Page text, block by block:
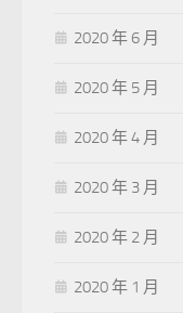
2020 年 6 月
2020 年 5 月
2020 年 4 月
2020 年 3 月
2020 年 2 月
2020 年 1 月